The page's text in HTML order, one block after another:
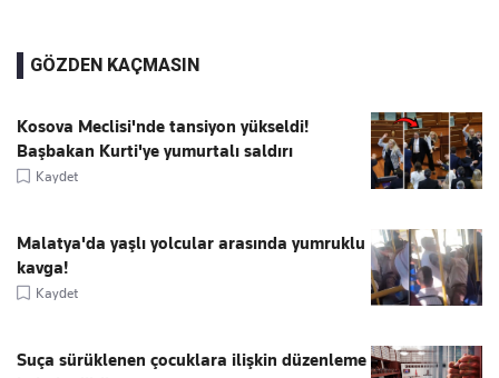
GÖZDEN KAÇMASIN
Kosova Meclisi'nde tansiyon yükseldi!
Başbakan Kurti'ye yumurtalı saldırı
Kaydet
Malatya'da yaşlı yolcular arasında yumruklu
kavga!
Kaydet
Suça sürüklenen çocuklara ilişkin düzenleme